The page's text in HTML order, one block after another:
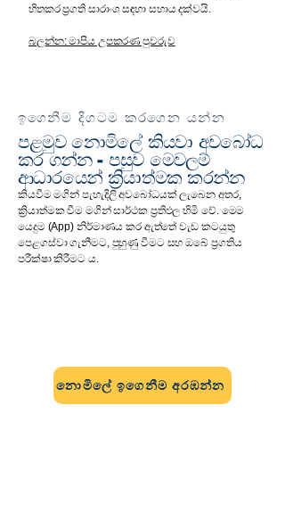
හිතකර ප්‍රගති සාරාංශ සඳහා සහාය දක්වයි.
බලන්න: මාපිය උපකරණ පුවරුව
ඉගෙනීම දිගටම කරගෙන යන්න
පළමුව නොමිලේ කියවා අවබෝධ
කර ගන්න - පසුව මෙවලම්
ආධාරයෙන් ක්‍රියාත්මක කරන්න
කියවීම මගින් පැහැදිලි අවබෝධයක් ලැබෙන අතර,
ක්‍රියාත්මක වීම මගින් සාර්ථක ප්‍රතිඵල හිමි වේ. මෙම
යෙදුම (App) නිර්මාණය කර ඇත්තේ වැඩ කටයුතු
පෙළගස්වා ගැනීමට, පුහුණු වීමට සහ ඔබේ ප්‍රගතිය
පරීක්ෂා කිරීමට ය.
නොමිලේ ඉගෙනීම අරඹන්න